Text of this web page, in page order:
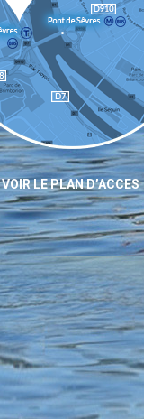
VOIR LE PLAN D’ACCES